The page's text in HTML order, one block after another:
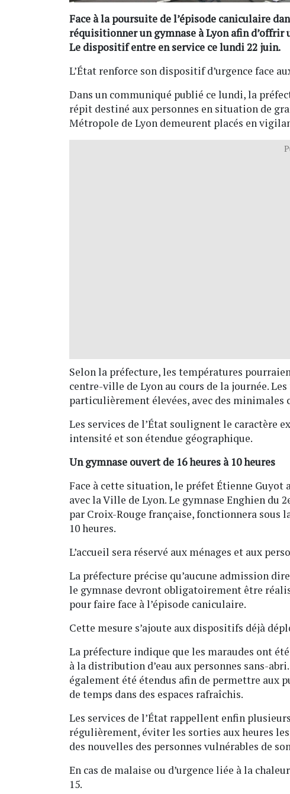
Face à la poursuite de l’épisode caniculaire
réquisitionner un gymnase à Lyon afin d’offrir
Le dispositif entre en service ce lundi 22 juin.
L’État renforce son dispositif d’urgence face
Dans un communiqué publié ce lundi, la
répit destiné aux personnes en situation de
Métropole de Lyon demeurent placés en
Selon la préfecture, les températures
centre-ville de Lyon au cours de la journée.
particulièrement élevées, avec des minimales
Les services de l’État soulignent le caractère
intensité et son étendue géographique.
Un gymnase ouvert de 16 heures à 10 heures
Face à cette situation, le préfet Étienne Guyot
avec la Ville de Lyon. Le gymnase Enghien du
par Croix-Rouge française, fonctionnera sous
10 heures.
L’accueil sera réservé aux ménages et aux
La préfecture précise qu’aucune admission
le gymnase devront obligatoirement être
pour faire face à l’épisode caniculaire.
Cette mesure s’ajoute aux dispositifs déjà
La préfecture indique que les maraudes ont
à la distribution d’eau aux personnes sans-
également été étendus afin de permettre aux
de temps dans des espaces rafraîchis.
Les services de l’État rappellent enfin
régulièrement, éviter les sorties aux heures
des nouvelles des personnes vulnérables de
En cas de malaise ou d’urgence liée à la
15.